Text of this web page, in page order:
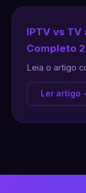
IPTV vs TV
Completo
Leia o artigo
Ler artigo